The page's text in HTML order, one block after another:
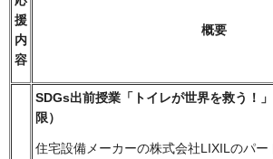
援
内
容
概要
SDGs出前授業「トイレが世界を救う！
限）
住宅設備メーカーの株式会社LIXILのパー